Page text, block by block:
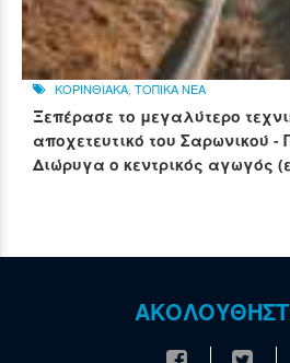
ΚΟΡΙΝΘΙΑΚΑ ΤΟΠΙΚΑ ΝΕΑ
Ξεπέρασε το μεγαλύτερο
αποχετευτικό του Σαρωνικού
Διώρυγα ο κεντρικός αγωγός